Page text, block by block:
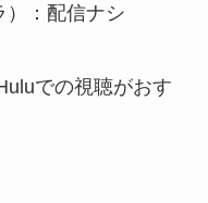
）：配信ナシ
での視聴がおす